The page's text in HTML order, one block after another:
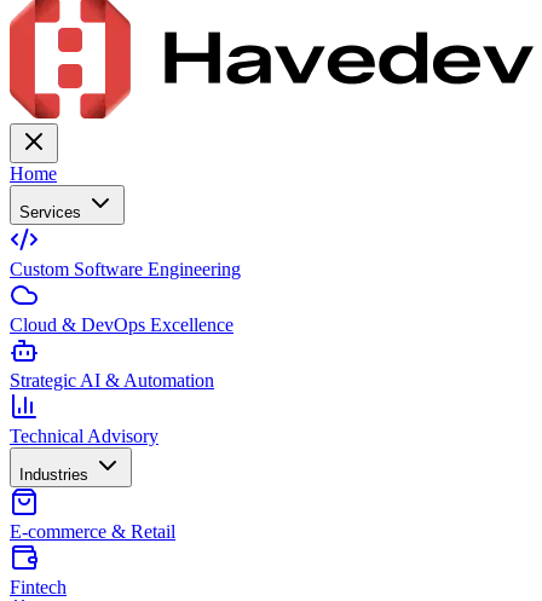
Home
Services
Custom Software Engineering
Cloud & DevOps Excellence
Strategic AI & Automation
Technical Advisory
Industries
E-commerce & Retail
Fintech